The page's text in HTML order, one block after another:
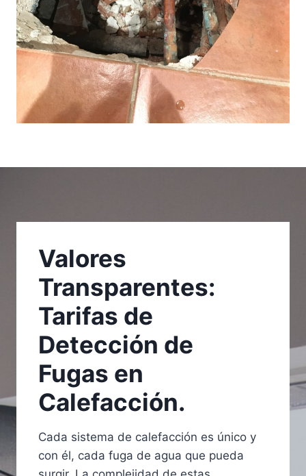
Valores
Transparentes:
Tarifas de
Detección de
Fugas en
Calefacción.
Cada sistema de calefacción es único y
con él, cada fuga de agua que pueda